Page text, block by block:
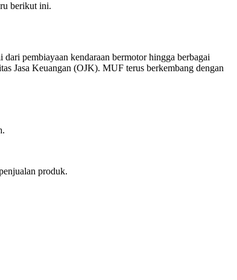
berikut ini.
pembiayaan kendaraan bermotor hingga berbagai
Jasa Keuangan (OJK). MUF terus berkembang dengan
produk.